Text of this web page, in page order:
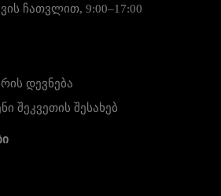
ჩათვლით, 9:00–17:00
დევნება
შეკვეთის შესახებ